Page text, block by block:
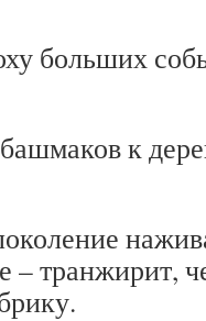
больших
к
– транжирит,